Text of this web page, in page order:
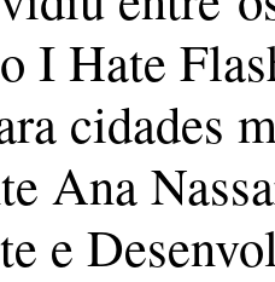
I Hate
cidades
Ana
e